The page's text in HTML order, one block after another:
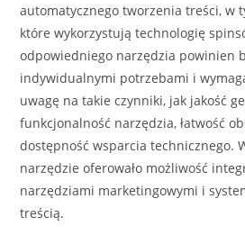
automatycznego tworzenia treści, w
które wykorzystują technologię
odpowiedniego narzędzia powinien
indywidualnymi potrzebami i
uwagę na takie czynniki, jak jakość
funkcjonalność narzędzia, łatwość
dostępność wsparcia technicznego.
narzędzie oferowało możliwość
narzędziami marketingowymi i
treścią.